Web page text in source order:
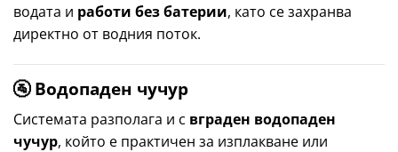
водата и работи без батерии, като се захранва
директно от водния поток.
🚰 Водопаден чучур
Системата разполага и с вграден водопаден
чучур, който е практичен за изплакване или